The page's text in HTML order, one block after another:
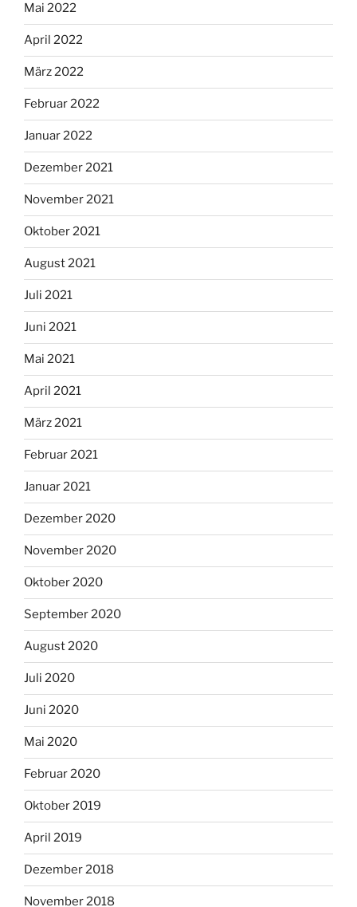
Mai 2022
April 2022
März 2022
Februar 2022
Januar 2022
Dezember 2021
November 2021
Oktober 2021
August 2021
Juli 2021
Juni 2021
Mai 2021
April 2021
März 2021
Februar 2021
Januar 2021
Dezember 2020
November 2020
Oktober 2020
September 2020
August 2020
Juli 2020
Juni 2020
Mai 2020
Februar 2020
Oktober 2019
April 2019
Dezember 2018
November 2018